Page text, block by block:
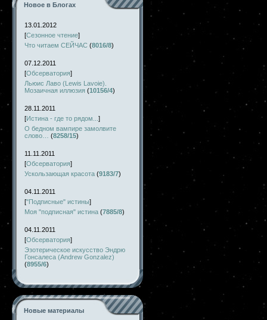
Новое в Блогах
13.01.2012
[Сезонное чтение]
Что читаем СЕЙЧАС (8016/8)
07.12.2011
[Обсерватория]
Льюис Лаво (Lewis Lavoie).
Мозаичная иллюзия (10156/4)
28.11.2011
[Истина - где то рядом... ]
О бедном вампире замолвите
слово…
(8258/15)
11.11.2011
[Обсерватория]
Ускользающая красота (9183/7)
04.11.2011
["Подписные" истины]
Моя "подписная" истина (7885/8)
04.11.2011
[Обсерватория]
Эзотерическое искусство Эндрю
Гонсалеса (Andrew Gonzalez)
(8955/6)
Новые материалы